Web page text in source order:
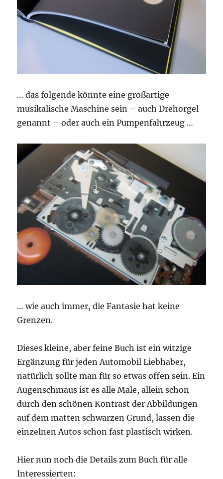
… das folgende könnte eine großartige
musikalische Maschine sein – auch Drehorgel
genannt – oder auch ein Pumpenfahrzeug …
… wie auch immer, die Fantasie hat keine
Grenzen.
Dieses kleine, aber feine Buch ist ein witzige
Ergänzung für jeden Automobil Liebhaber,
natürlich sollte man für so etwas offen sein. Ein
Augenschmaus ist es alle Male, allein schon
durch den schönen Kontrast der Abbildungen
auf dem matten schwarzen Grund, lassen die
einzelnen Autos schon fast plastisch wirken.
Hier nun noch die Details zum Buch für alle
Interessierten: